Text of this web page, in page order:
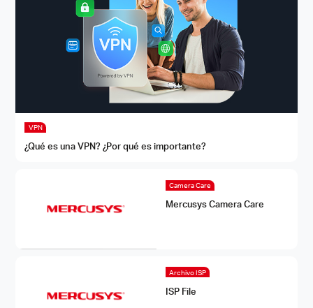
VPN
¿Qué es una VPN? ¿Por qué es importante?
Camera Care
Mercusys Camera Care
Archivo ISP
ISP File